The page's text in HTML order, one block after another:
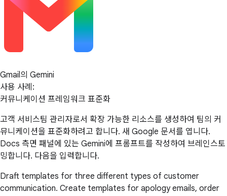
Gmail의 Gemini
사용 사례:
커뮤니케이션 프레임워크 표준화
고객 서비스팀 관리자로서 확장 가능한 리소스를 생성하여 팀의 커
뮤니케이션을 표준화하려고 합니다. 새 Google 문서를 엽니다.
Docs 측면 패널에 있는 Gemini에 프롬프트를 작성하여 브레인스토
밍합니다. 다음을 입력합니다.
Draft templates for three different types of customer
communication. Create templates for apology emails, order